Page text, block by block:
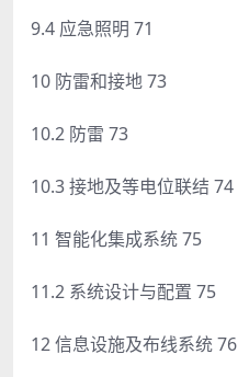
9.4 应急照明 71
10 防雷和接地 73
10.2 防雷 73
10.3 接地及等电位联结 74
11 智能化集成系统 75
11.2 系统设计与配置 75
12 信息设施及布线系统 76